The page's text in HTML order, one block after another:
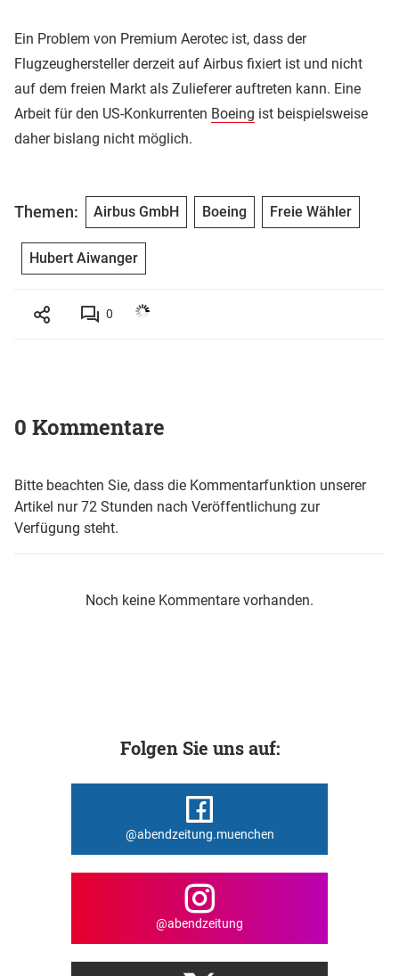
Ein Problem von Premium Aerotec ist, dass der
Flugzeughersteller derzeit auf Airbus fixiert ist und nicht
auf dem freien Markt als Zulieferer auftreten kann. Eine
Arbeit für den US-Konkurrenten Boeing ist beispielsweise
daher bislang nicht möglich.
Themen: Airbus GmbH Boeing Freie Wähler
Hubert Aiwanger
0
0 Kommentare
Bitte beachten Sie, dass die Kommentarfunktion unserer
Artikel nur 72 Stunden nach Veröffentlichung zur
Verfügung steht.
Noch keine Kommentare vorhanden.
Folgen Sie uns auf:
@abendzeitung.muenchen
@abendzeitung